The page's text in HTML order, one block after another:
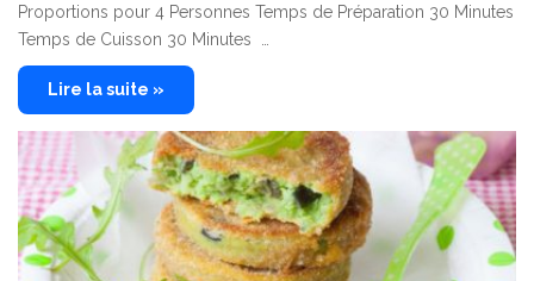
Proportions pour 4 Personnes Temps de Préparation 30 Minutes
Temps de Cuisson 30 Minutes …
Lire la suite »